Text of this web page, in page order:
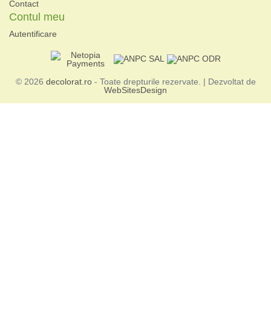
Contact
Contul meu
Autentificare
© 2026 decolorat.ro- Toate drepturile rezervate. | Dezvoltat de
WebSitesDesign